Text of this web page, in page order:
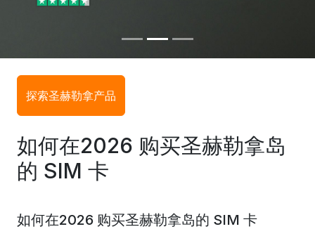
探索圣赫勒拿产品
如何在2026 购买圣赫勒拿岛
的 SIM 卡
如何在2026 购买圣赫勒拿岛的 SIM 卡